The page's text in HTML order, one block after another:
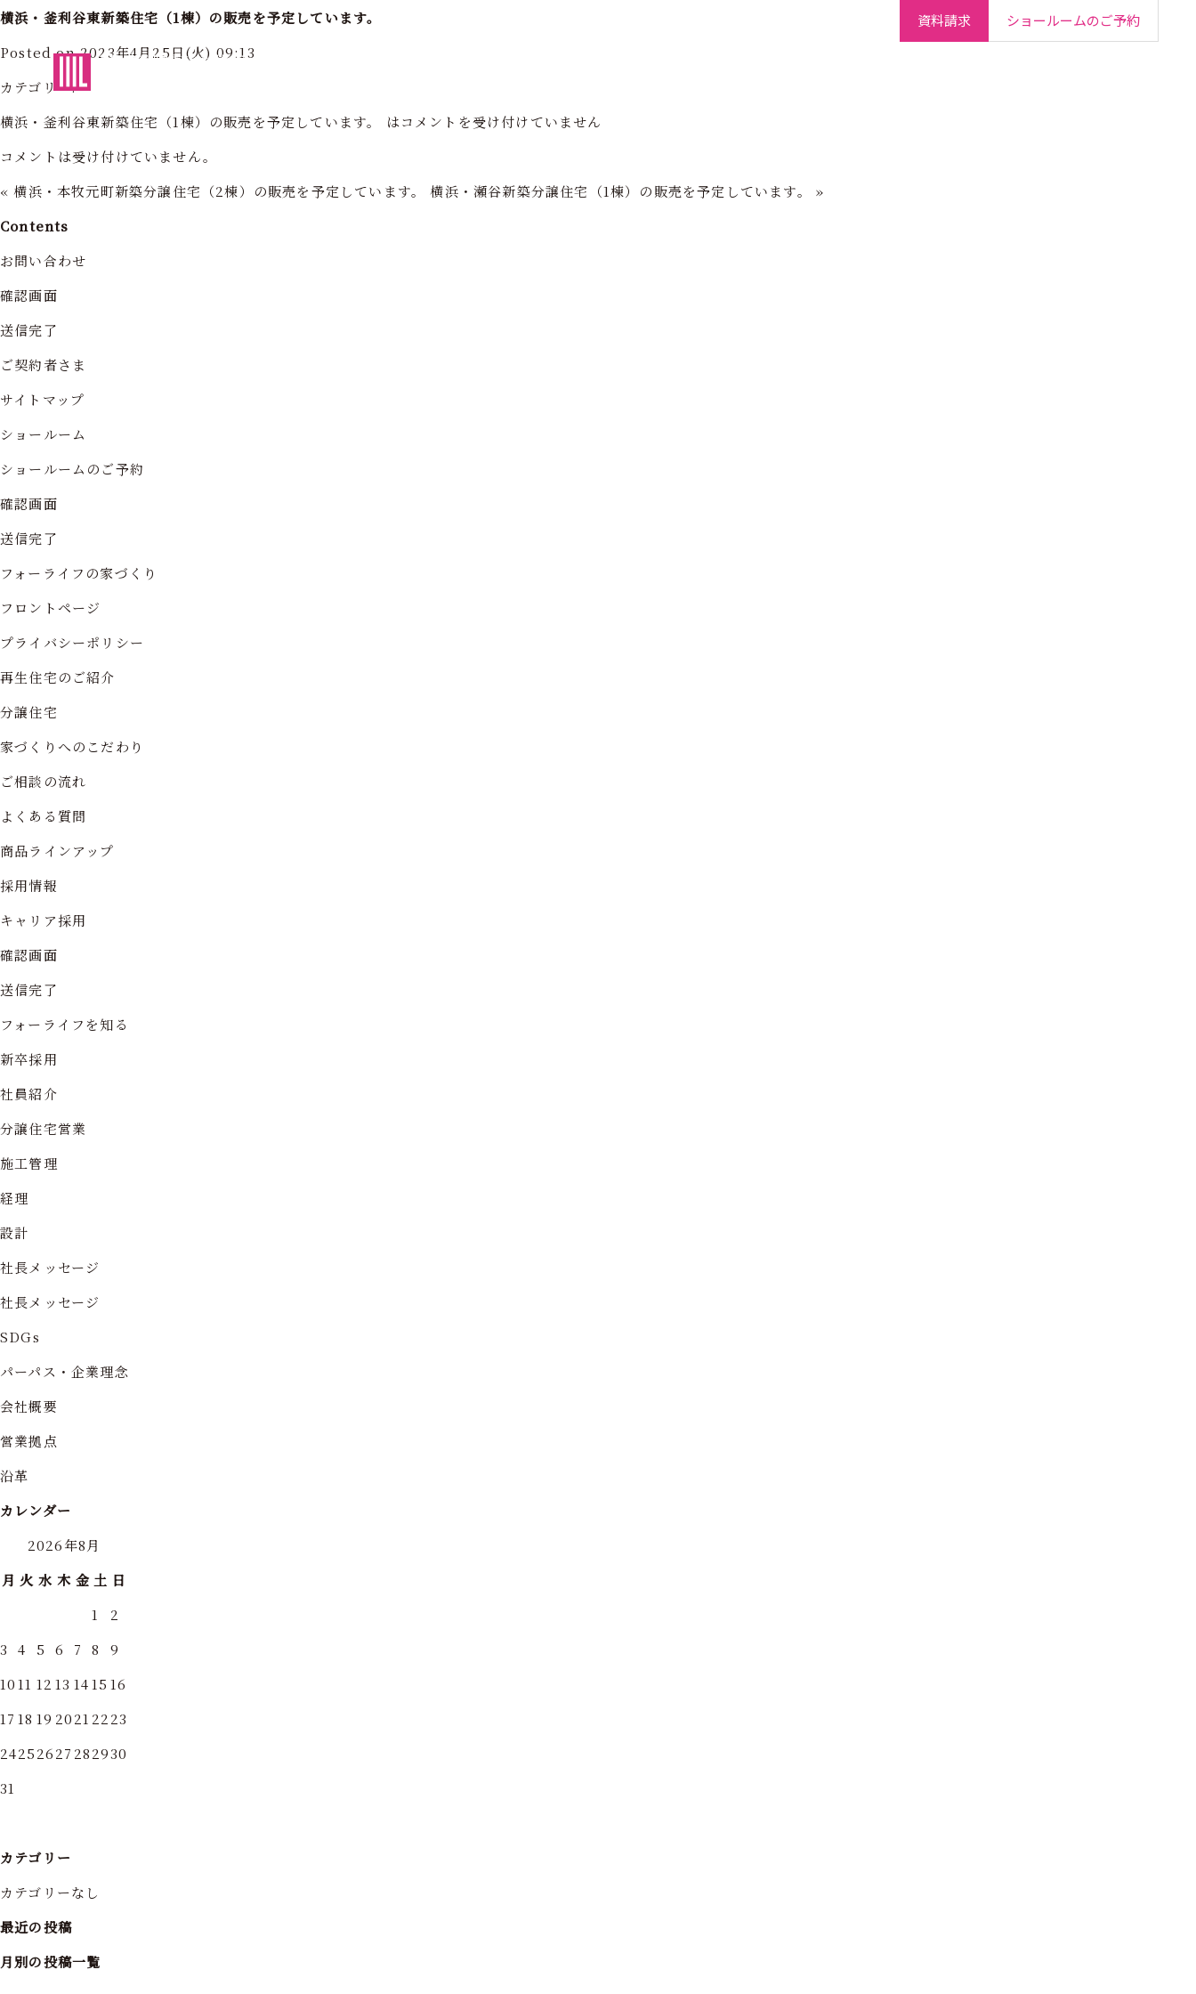
東京・神奈川の住まいを創造する
資料請求 ショールームのご予約
横浜・釜利谷東新築住宅（1棟）の販売を予定しています。
Posted on 2023年4月25日(火) 09:13
カテゴリー:
横浜・釜利谷東新築住宅（1棟）の販売を予定しています。 はコメントを受け付けていません
コメントは受け付けていません。
«横浜・本牧元町新築分譲住宅（2棟）の販売を予定しています。 横浜・瀬谷新築分譲住宅（1棟）の販売を予定しています。
»
Contents
お問い合わせ
確認画面
送信完了
ご契約者さま
サイトマップ
ショールーム
ショールームのご予約
確認画面
送信完了
フォーライフの家づくり
フロントページ
プライバシーポリシー
再生住宅のご紹介
分譲住宅
家づくりへのこだわり
ご相談の流れ
よくある質問
商品ラインアップ
採用情報
キャリア採用
確認画面
送信完了
フォーライフを知る
新卒採用
社員紹介
分譲住宅営業
施工管理
経理
設計
社長メッセージ
社長メッセージ
SDGs
パーパス・企業理念
会社概要
営業拠点
沿革
カレンダー
2026年8月
月 火 水 木 金 土 日
1
2
3
4 5 6 7 8
9
1011 12 13 1415 16
17 18 19 2021 22 23
24252627 282930
31
カテゴリー
カテゴリーなし
最近の投稿
月別の投稿一覧